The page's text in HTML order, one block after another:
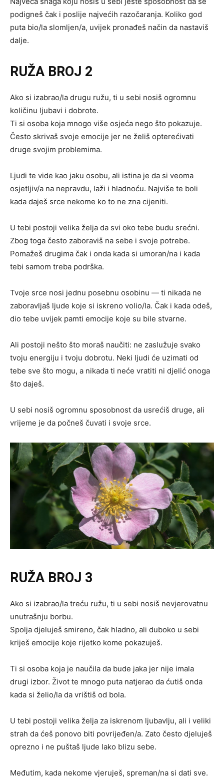
podigneš čak i poslije najvećih razočaranja. Koliko god
puta bio/la slomljen/a, uvijek pronađeš način da nastaviš
dalje.
RUŽA BROJ 2
Ako si izabrao/la drugu ružu, ti u sebi nosiš ogromnu
količinu ljubavi i dobrote.
Ti si osoba koja mnogo više osjeća nego što pokazuje.
Često skrivaš svoje emocije jer ne želiš opterećivati
druge svojim problemima.
Ljudi te vide kao jaku osobu, ali istina je da si veoma
osjetljiv/a na nepravdu, laži i hladnoću. Najviše te boli
kada daješ srce nekome ko to ne zna cijeniti.
U tebi postoji velika želja da svi oko tebe budu srećni.
Zbog toga često zaboraviš na sebe i svoje potrebe.
Pomažeš drugima čak i onda kada si umoran/na i kada
tebi samom treba podrška.
Tvoje srce nosi jednu posebnu osobinu — ti nikada ne
zaboravljaš ljude koje si iskreno volio/la. Čak i kada odeš,
dio tebe uvijek pamti emocije koje su bile stvarne.
Ali postoji nešto što moraš naučiti: ne zaslužuje svako
tvoju energiju i tvoju dobrotu. Neki ljudi će uzimati od
tebe sve što mogu, a nikada ti neće vratiti ni djelić onoga
što daješ.
U sebi nosiš ogromnu sposobnost da usrećiš druge, ali
vrijeme je da počneš čuvati i svoje srce.
RUŽA BROJ 3
Ako si izabrao/la treću ružu, ti u sebi nosiš nevjerovatnu
unutrašnju borbu.
Spolja djeluješ smireno, čak hladno, ali duboko u sebi
kriješ emocije koje rijetko kome pokazuješ.
Ti si osoba koja je naučila da bude jaka jer nije imala
drugi izbor. Život te mnogo puta natjerao da ćutiš onda
kada si želio/la da vrištiš od bola.
U tebi postoji velika želja za iskrenom ljubavlju, ali i veliki
strah da ćeš ponovo biti povrijeđen/a. Zato često djeluješ
oprezno i ne puštaš ljude lako blizu sebe.
Međutim, kada nekome vjeruješ, spreman/na si dati sve.